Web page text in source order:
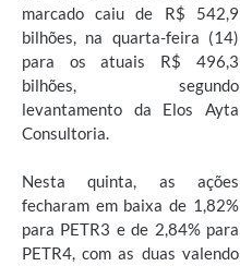
marcado caiu de R$ 542,9
bilhões, na quarta-feira (14)
para os atuais R$ 496,3
bilhões, segundo
levantamento da Elos Ayta
Consultoria.
Nesta quinta, as ações
fecharam em baixa de 1,82%
para PETR3 e de 2,84% para
PETR4, com as duas valendo